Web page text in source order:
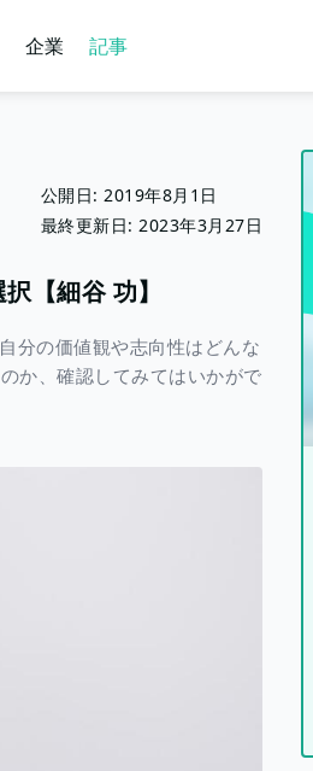
企業 記事
公開日:2019年8月1日
最終更新日:2023年3月27日
【細谷 功】
分の価値観や志向性はどんな
か、確認してみてはいかがで